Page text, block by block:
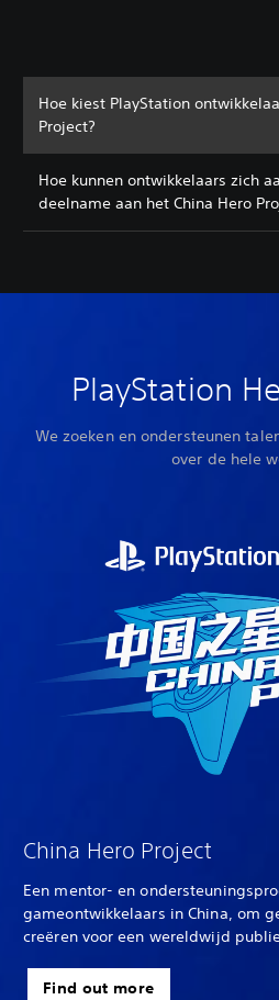
Hoe kiest PlayStation
Project?
Hoe kunnen ontwikkelaars zich
deelname aan het China Hero
PlayStation
We zoeken en ondersteunen
over de hele
China Hero Project
Een mentor- en
gameontwikkelaars in China, om
creëren voor een wereldwijd
Find out more